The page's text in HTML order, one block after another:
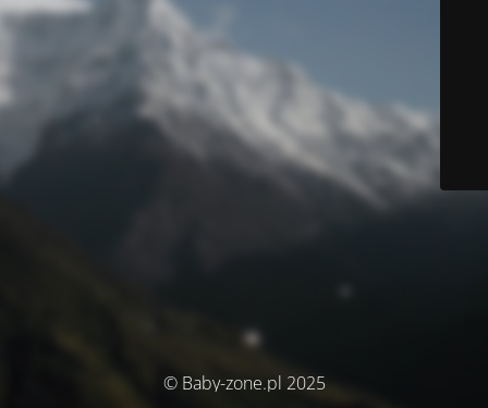
© Baby-zone.pl 2025